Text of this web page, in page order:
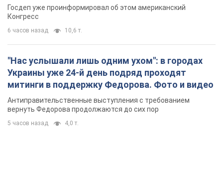
вернуть Федорова продолжаются до сих пор